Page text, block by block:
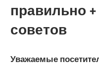
правильно
советов
Уважаемые